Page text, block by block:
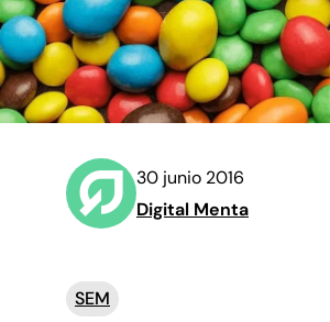
30 junio 2016
Digital Menta
SEM